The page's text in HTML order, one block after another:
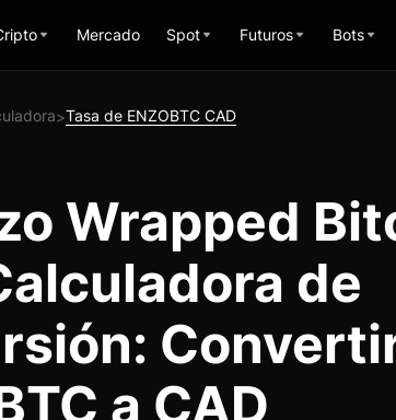
Mercado Spot Futuros Bots
>Tasa de ENZOBTC CAD
Wrapped
de
a CAD